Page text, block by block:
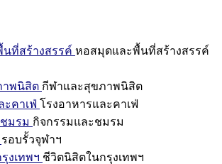
ที่สร้างสรรค์ หอสมุดและพื้นที่สร้างสรรค์
าพนิสิต กีฬาและสุขภาพนิสิต
ะคาเฟ่ โรงอาหารและคาเฟ่
มรม กิจกรรมและชมรม
รอบรั้วจุฬาฯ
งเทพฯ ชีวิตนิสิตในกรุงเทพฯ